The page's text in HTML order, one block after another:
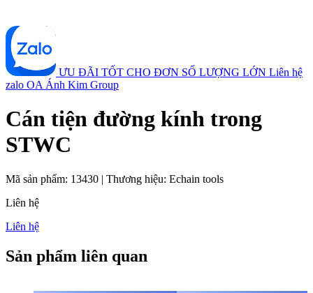
ƯU ĐÃI TỐT CHO ĐƠN SỐ LƯỢNG LỚN Liên hệ
zalo OA Ánh Kim Group
Cán tiện đường kính trong
STWC
Mã sản phẩm: 13430 | Thương hiệu: Echain tools
Liên hệ
Liên hệ
Sản phẩm liên quan